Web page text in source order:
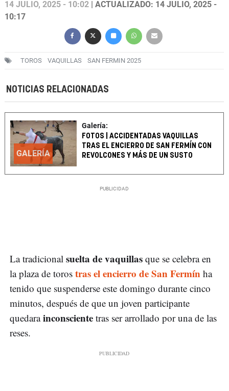
14 JULIO, 2025 - 10:02 | ACTUALIZADO: 14 JULIO, 2025 -
10:17
TOROS VAQUILLAS SAN FERMIN 2025
NOTICIAS RELACIONADAS
GALERÍA
Galería:
FOTOS | ACCIDENTADAS VAQUILLAS
TRAS EL ENCIERRO DE SAN FERMÍN CON
REVOLCONES Y MÁS DE UN SUSTO
La tradicional suelta de vaquillas que se celebra en
la plaza de toros tras el encierro de San Fermín ha
tenido que suspenderse este domingo durante cinco
minutos, después de que un joven participante
quedarainconsciente tras ser arrollado por una de las
reses.